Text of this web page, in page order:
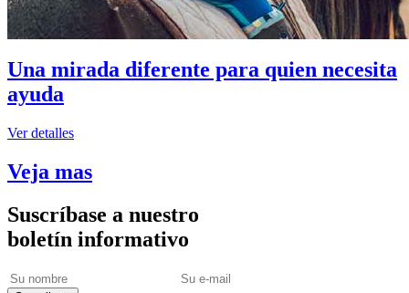
Una mirada diferente para quien necesita
ayuda
Ver detalles
Veja mas
Suscríbase a nuestro
boletín informativo